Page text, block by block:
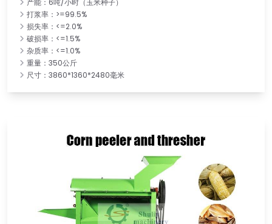
打浆率：>=99.5%
损失率：<=2.0%
破损率：<=1.5%
杂质率：<=1.0%
重量：350公斤
尺寸：3860*1360*2480毫米